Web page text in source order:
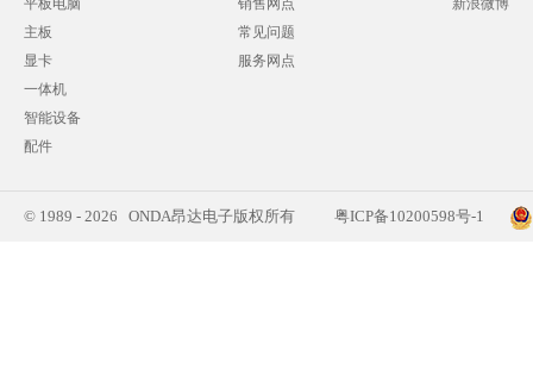
平板电脑
主板
显卡
一体机
智能设备
配件
销售网点
常见问题
服务网点
新浪微博
© 1989 - 2026 ONDA昂达电子版权所有 粤ICP备10200598号-1